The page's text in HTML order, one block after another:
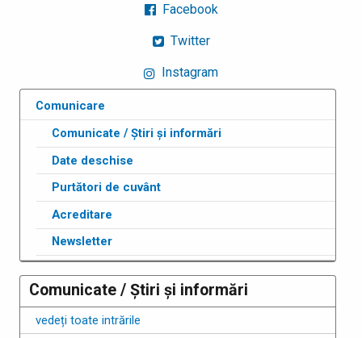
Facebook
Twitter
Instagram
Comunicare
Comunicate / Știri și informări
Date deschise
Purtători de cuvânt
Acreditare
Newsletter
Comunicate / Știri și informări
vedeți toate intrările